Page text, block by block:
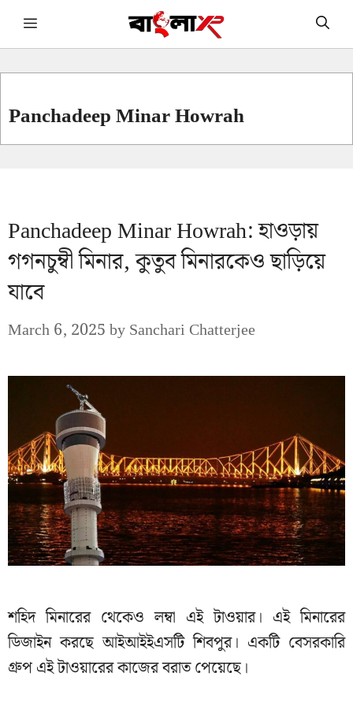
Skip Menu
Panchadeep Minar Howrah
Panchadeep Minar Howrah: হাওড়ায়
গগনচুম্বী মিনার, কুতুব মিনারকেও ছাড়িয়ে
যাবে
March 6, 2025bySanchari Chatterjee
শহিদ মিনারের থেকেও লম্বা এই টাওয়ার। এই মিনারের
ডিজাইন করছে আইআইইএসটি শিবপুর। একটি বেসরকারি
গ্রুপ এই টাওয়ারের কাজের বরাত পেয়েছে।